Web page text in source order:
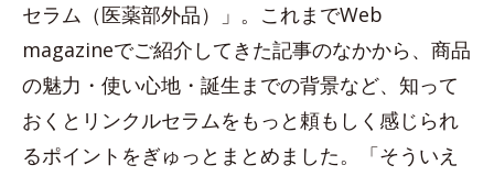
セラム（医薬部外品）」。これまでWeb
magazineでご紹介してきた記事のなかから、商品
の魅力・使い心地・誕生までの背景など、知って
おくとリンクルセラムをもっと頼もしく感じられ
るポイントをぎゅっとまとめました。「そういえ